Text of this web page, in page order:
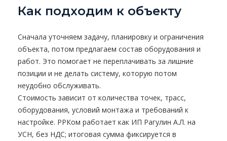
Как подходим к объекту
Сначала уточняем задачу, планировку и ограничения
объекта, потом предлагаем состав оборудования и
работ. Это помогает не переплачивать за лишние
позиции и не делать систему, которую потом
неудобно обслуживать.
Стоимость зависит от количества точек, трасс,
оборудования, условий монтажа и требований к
настройке. РРКом работает как ИП Рагулин А.Л. на
УСН, без НДС; итоговая сумма фиксируется в